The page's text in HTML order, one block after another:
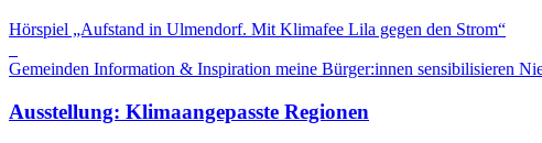
Hörspiel „Aufstand in Ulmendorf. Mit Klimafee Lila gegen den Strom“
Gemeinden Information & Inspiration meine Bürger:innen sensibilisieren
Ausstellung: Klimaangepasste Regionen